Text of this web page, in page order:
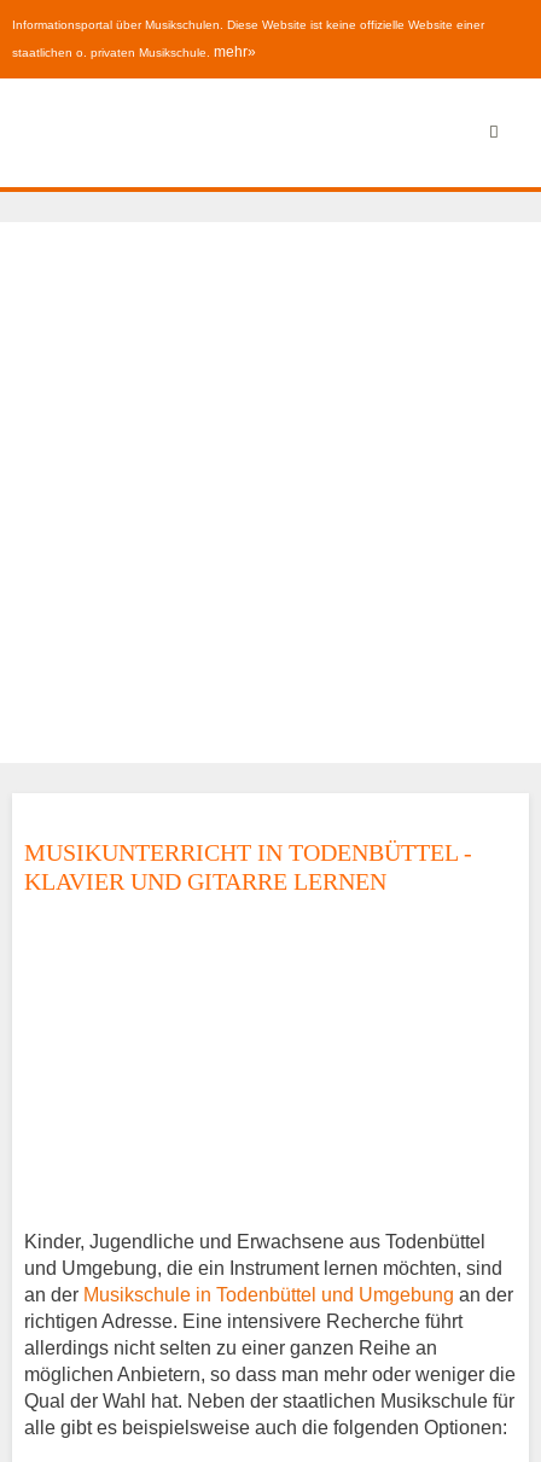
Informationsportal über Musikschulen. Diese Website ist keine offizielle Website einer
staatlichen o. privaten Musikschule. mehr»
MUSIKUNTERRICHT IN TODENBÜTTEL -
KLAVIER UND GITARRE LERNEN
Kinder, Jugendliche und Erwachsene aus Todenbüttel
und Umgebung, die ein Instrument lernen möchten, sind
an der Musikschule in Todenbüttel und Umgebung an der
richtigen Adresse. Eine intensivere Recherche führt
allerdings nicht selten zu einer ganzen Reihe an
möglichen Anbietern, so dass man mehr oder weniger die
Qual der Wahl hat. Neben der staatlichen Musikschule für
alle gibt es beispielsweise auch die folgenden Optionen: